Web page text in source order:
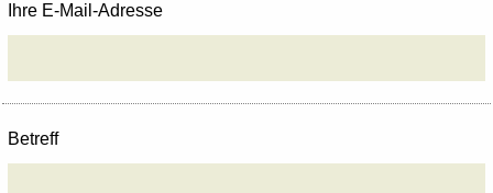
Ihre E-Mail-Adresse
Betreff